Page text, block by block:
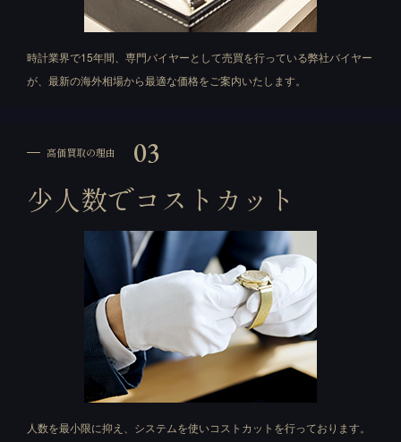
時計業界で15年間、専門バイヤーとして売買を行っている弊社バイヤー
が、最新の海外相場から最適な価格をご案内いたします。
高価買取の理由 03
少人数でコストカット
人数を最小限に抑え、システムを使いコストカットを行っております。